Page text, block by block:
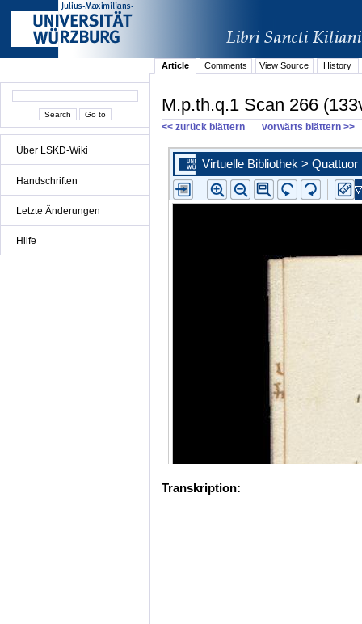
Über LSKD-Wiki
Handschriften
Letzte Änderungen
Hilfe
Article Comments View Source History
M.p.th.q.1 Scan 266
<< zurück blättern vorwärts blättern >>
Transkription: